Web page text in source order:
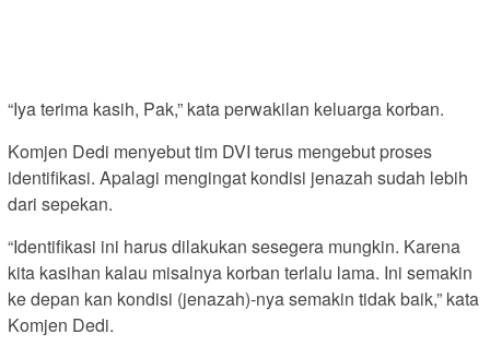
“Iya terima kasih, Pak,” kata perwakilan keluarga korban.
Komjen Dedi menyebut tim DVI terus mengebut proses
identifikasi. Apalagi mengingat kondisi jenazah sudah lebih
dari sepekan.
“Identifikasi ini harus dilakukan sesegera mungkin. Karena
kita kasihan kalau misalnya korban terlalu lama. Ini semakin
ke depan kan kondisi (jenazah)-nya semakin tidak baik,” kata
Komjen Dedi.